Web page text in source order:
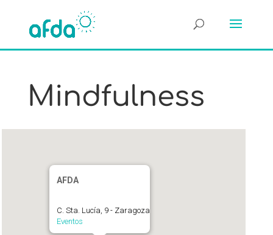
Mindfulness
AFDA
C. Sta. Lucía, 9 - Zaragoza
Eventos